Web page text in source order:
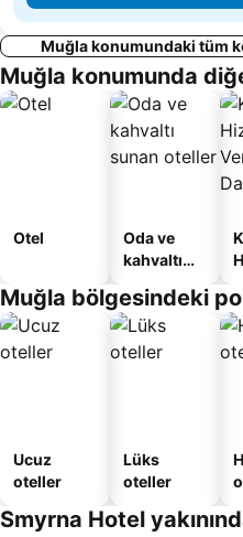
Muğla konumundaki tüm
Muğla konumunda
Otel
Oda ve
kahvaltı
oteller
Muğla bölgesindeki
Ucuz
oteller
Lüks
oteller
Smyrna Hotel